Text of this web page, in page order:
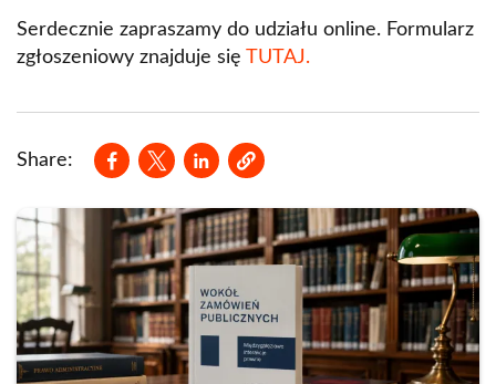
Serdecznie zapraszamy do udziału online. Formularz
zgłoszeniowy znajduje się TUTAJ.
Share:
Opens in a new window
Opens in a new window
Opens in a new window